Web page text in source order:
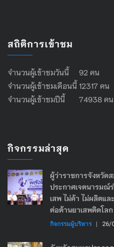
สถิติการเข้าชม
จำนวนผู้เข้าชมวันนี้ 92 คน
จำนวนผู้เข้าชมเดือนนี้ 12317 คน
จำนวนผู้เข้าชมปีนี้ 74938 คน
กิจกรรมล่าสุด
ผู้ว่าราชการจังหวัด
ประกาศเจตนารมณ์
เสพ ไม่ค้า ไม่ผลิตแล
ต่อต้านยาเสพติดโล
กิจกรรมผู้บริหาร | 26/